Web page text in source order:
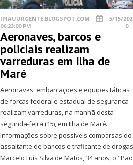
IPIAUURGENTE.BLOGSPOT.COM
5/15/
06:23:00 PM
0
Aeronaves, barcos e
policiais realizam
varreduras em Ilha de
Maré
Aeronaves, embarcações e equipes táticas
de forças federal e estadual de segurança
realizam varreduras, na manhã desta
segunda-feira (15), em Ilha de Maré.
Informações sobre possíveis comparsas do
assaltante de bancos e traficante de drogas
Marcelo Luís Silva de Matos, 34 anos, o